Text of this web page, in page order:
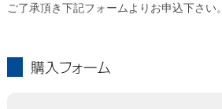
ご了承頂き下記フォームよりお申込下さい。